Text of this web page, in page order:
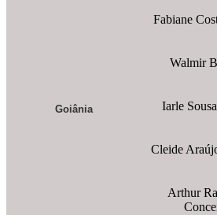
Goiânia
Fabiane
Walmir
Iarle
Cleide
Arthur